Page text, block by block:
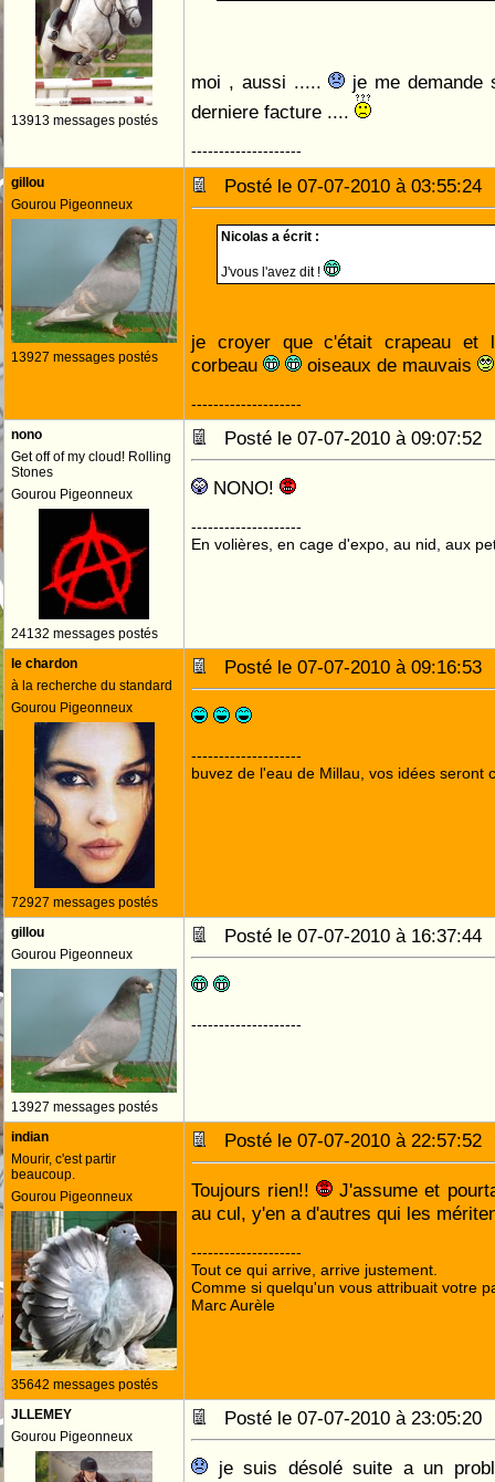
13913 messages postés
moi , aussi .....
je me demande
derniere facture ....
--------------------
gillou
Gourou Pigeonneux
13927 messages postés
Posté le 07-07-2010 à
Nicolas a écrit :
J'vous l'avez dit !
je croyer que c'était crapeau
corbeau
oiseaux de mauvais
--------------------
nono
Get off of my cloud! Rolling
Stones
Gourou Pigeonneux
24132 messages postés
Posté le 07-07-2010 à
NONO!
--------------------
En volières, en cage d'expo, au nid, aux
le chardon
à la recherche du standard
Gourou Pigeonneux
72927 messages postés
Posté le 07-07-2010 à
--------------------
buvez de l'eau de Millau, vos idées seront
gillou
Gourou Pigeonneux
13927 messages postés
Posté le 07-07-2010 à
--------------------
indian
Mourir, c'est partir
beaucoup.
Gourou Pigeonneux
35642 messages postés
Posté le 07-07-2010 à
Toujours rien!!
J'assume et
au cul, y'en a d'autres qui les
--------------------
Tout ce qui arrive, arrive justement.
Comme si quelqu'un vous attribuait votre
Marc Aurèle
JLLEMEY
Gourou Pigeonneux
Posté le 07-07-2010 à
je suis désolé suite a un